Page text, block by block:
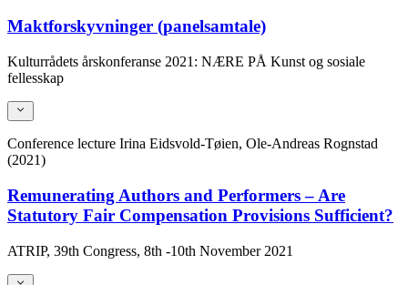
Maktforskyvninger (panelsamtale)
Kulturrådets årskonferanse 2021: NÆRE PÅ Kunst og sosiale
fellesskap
Conference lecture Irina Eidsvold-Tøien, Ole-Andreas Rognstad
(2021)
Remunerating Authors and Performers – Are
Statutory Fair Compensation Provisions Sufficient?
ATRIP, 39th Congress, 8th -10th November 2021